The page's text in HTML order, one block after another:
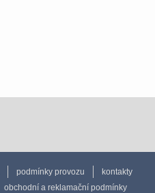
podmínky provozu
kontakty
obchodní a reklamační podmínky